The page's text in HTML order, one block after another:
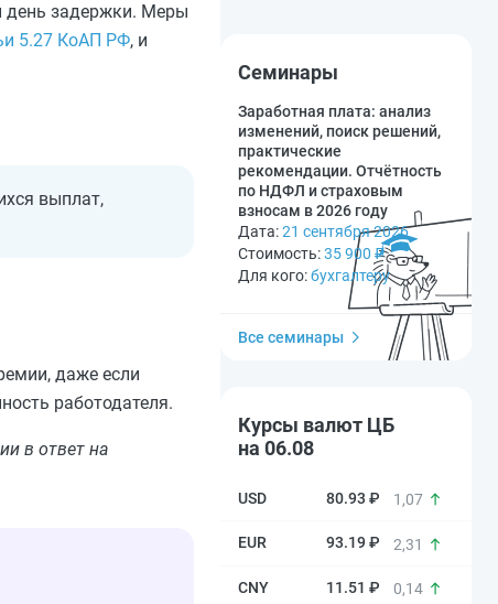
день задержки. Меры
5.27 КоАП РФ, и
выплат,
даже если
работодателя.
в ответ на
Семинары
Заработная плата: анализ
изменений, поиск решений,
практические
рекомендации. Отчётность
по НДФЛ и страховым
взносам в 2026 году
Дата:21 сентября 2026
Стоимость:35 900 ₽
Для кого:бухгалтеру
Все семинары
Курсы валют ЦБ
на 06.08
80.93 ₽ 1,07
93.19 ₽ 2,31
11.51 ₽ 0,14